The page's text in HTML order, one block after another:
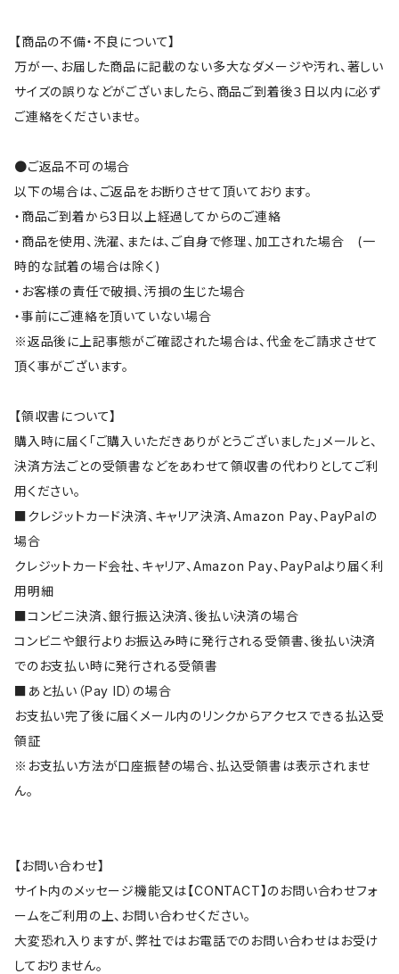
【商品の不備・不良について】
万が一、お届した商品に記載のない多大なダメージや汚れ、著しい
サイズの誤りなどがございましたら、商品ご到着後３日以内に必ず
ご連絡をくださいませ。
●ご返品不可の場合
以下の場合は、ご返品をお断りさせて頂いております。
・商品ご到着から3日以上経過してからのご連絡
・商品を使用、洗濯、または、ご自身で修理、加工された場合 (一
時的な試着の場合は除く)
・お客様の責任で破損、汚損の生じた場合
・事前にご連絡を頂いていない場合
※返品後に上記事態がご確認された場合は、代金をご請求させて
頂く事がございます。
【領収書について】
購入時に届く「ご購入いただきありがとうございました」メールと、
決済方法ごとの受領書などをあわせて領収書の代わりとしてご利
用ください。
■クレジットカード決済、キャリア決済、Amazon Pay、PayPalの
場合
クレジットカード会社、キャリア、Amazon Pay、PayPalより届く利
用明細
■コンビニ決済、銀行振込決済、後払い決済の場合
コンビニや銀行よりお振込み時に発行される受領書、後払い決済
でのお支払い時に発行される受領書
■あと払い（Pay ID）の場合
お支払い完了後に届くメール内のリンクからアクセスできる払込受
領証
※お支払い方法が口座振替の場合、払込受領書は表示されませ
ん。
【お問い合わせ】
サイト内のメッセージ機能又は【CONTACT】のお問い合わせフォ
ームをご利用の上、お問い合わせください。
大変恐れ入りますが、弊社ではお電話でのお問い合わせはお受け
しておりません。